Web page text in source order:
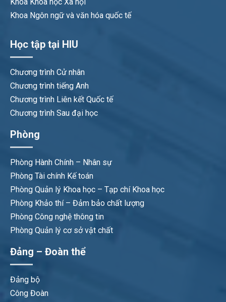
Khoa Khoa học Xã hội
Khoa Ngôn ngữ và văn hóa quốc tế
Học tập tại HIU
Chương trình Cử nhân
Chương trình tiếng Anh
Chương trình Liên kết Quốc tế
Chương trình Sau đại học
Phòng
Phòng Hành Chính – Nhân sự
Phòng Tài chính Kế toán
Phòng Quản lý Khoa học – Tạp chí Khoa học
Phòng Khảo thí – Đảm bảo chất lượng
Phòng Công nghệ thông tin
Phòng Quản lý cơ sở vật chất
Đảng – Đoàn thể
Đảng bộ
Công Đoàn